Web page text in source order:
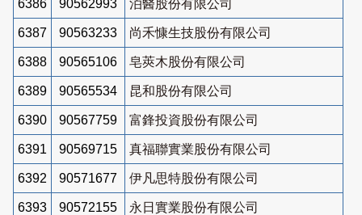
6386 90562993 泊醫股份有限公司
6387 90563233 尚禾慷生技股份有限公司
6388 90565106 皂莢木股份有限公司
6389 90565534 昆和股份有限公司
6390 90567759 富鋒投資股份有限公司
6391 90569715 真福聯實業股份有限公司
6392 90571677 伊凡思特股份有限公司
6393 90572155 永日實業股份有限公司